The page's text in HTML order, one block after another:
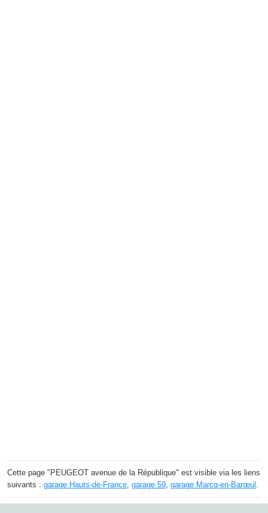
Cette page "PEUGEOT avenue de la République" est visible via les liens
suivants : garage Hauts-de-France, garage 59, garage Marcq-en-Barœul .